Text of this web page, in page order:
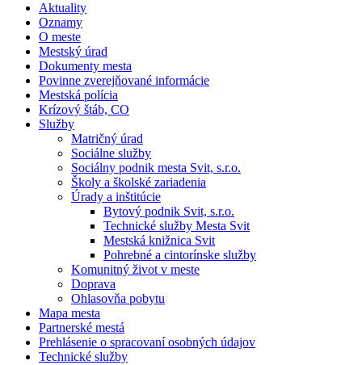
Aktuality
Oznamy
O meste
Mestský úrad
Dokumenty mesta
Povinne zverejňované informácie
Mestská polícia
Krízový štáb, CO
Služby
Matričný úrad
Sociálne služby
Sociálny podnik mesta Svit, s.r.o.
Školy a školské zariadenia
Úrady a inštitúcie
Bytový podnik Svit, s.r.o.
Technické služby Mesta Svit
Mestská knižnica Svit
Pohrebné a cintorínske služby
Komunitný život v meste
Doprava
Ohlasovňa pobytu
Mapa mesta
Partnerské mestá
Prehlásenie o spracovaní osobných údajov
Technické služby